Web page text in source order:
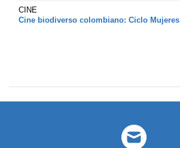
CINE
Cine biodiverso colombiano: Ciclo Mujeres